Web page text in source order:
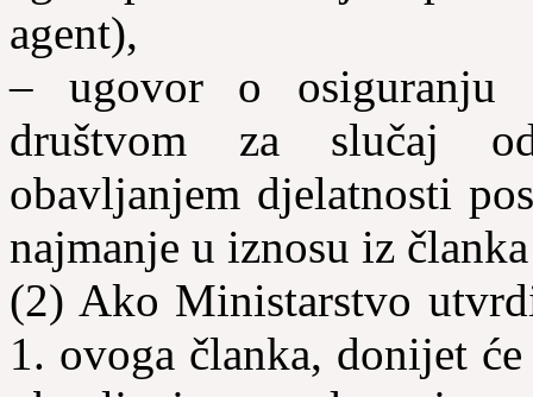
agent),
– ugovor o osiguranju
društvom za slučaj
obavljanjem djelatnosti
najmanje u iznosu iz
(2) Ako Ministarstvo
1. ovoga članka, donijet